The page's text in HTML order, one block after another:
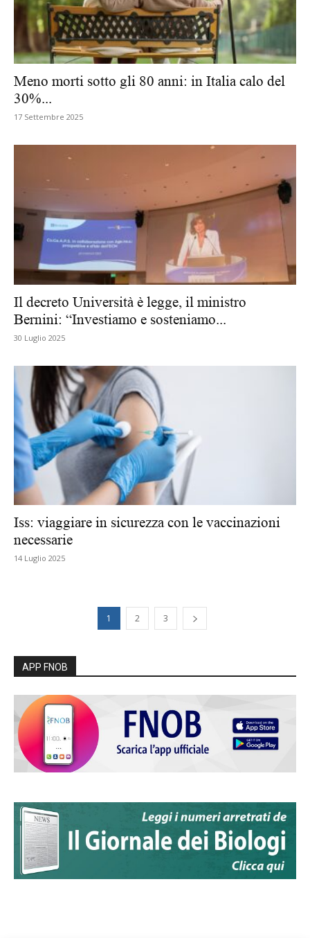
Meno morti sotto gli 80 anni: in Italia calo del
30%...
17 Settembre 2025
Il decreto Università è legge, il ministro
Bernini: “Investiamo e sosteniamo...
30 Luglio 2025
Iss: viaggiare in sicurezza con le vaccinazioni
necessarie
14 Luglio 2025
1 2 3
APP FNOB